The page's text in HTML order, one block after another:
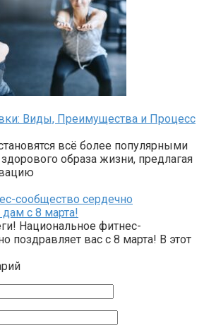
Виды, Преимущества и Процесс
всё более популярными
образа жизни, предлагая
сообщество сердечно
с 8 марта!
Национальное фитнес-
поздравляет вас с 8 марта! В этот